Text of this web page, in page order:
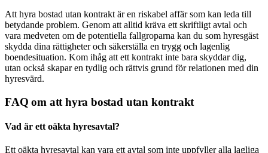
Att hyra bostad utan kontrakt är en riskabel affär som kan leda till
betydande problem. Genom att alltid kräva ett skriftligt avtal och
vara medveten om de potentiella fallgroparna kan du som hyresgäst
skydda dina rättigheter och säkerställa en trygg och lagenlig
boendesituation. Kom ihåg att ett kontrakt inte bara skyddar dig,
utan också skapar en tydlig och rättvis grund för relationen med din
hyresvärd.
FAQ om att hyra bostad utan kontrakt
Vad är ett oäkta hyresavtal?
Ett oäkta hyresavtal kan vara ett avtal som inte uppfyller alla lagliga